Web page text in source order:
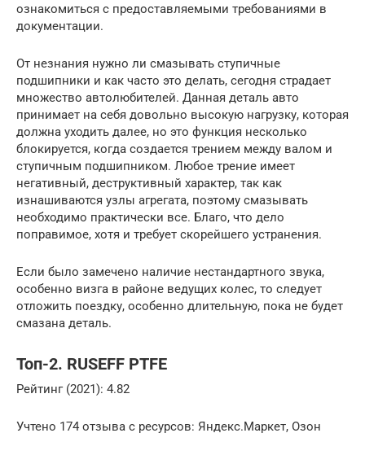
ознакомиться с предоставляемыми требованиями в
документации.
От незнания нужно ли смазывать ступичные
подшипники и как часто это делать, сегодня страдает
множество автолюбителей. Данная деталь авто
принимает на себя довольно высокую нагрузку, которая
должна уходить далее, но это функция несколько
блокируется, когда создается трением между валом и
ступичным подшипником. Любое трение имеет
негативный, деструктивный характер, так как
изнашиваются узлы агрегата, поэтому смазывать
необходимо практически все. Благо, что дело
поправимое, хотя и требует скорейшего устранения.
Если было замечено наличие нестандартного звука,
особенно визга в районе ведущих колес, то следует
отложить поездку, особенно длительную, пока не будет
смазана деталь.
Топ-2. RUSEFF PTFE
Рейтинг (2021): 4.82
Учтено 174 отзыва с ресурсов: Яндекс.Маркет, Озон